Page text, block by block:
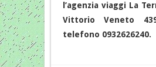
l’agenzia viaggi La
Vittorio Veneto
telefono 0932626240.